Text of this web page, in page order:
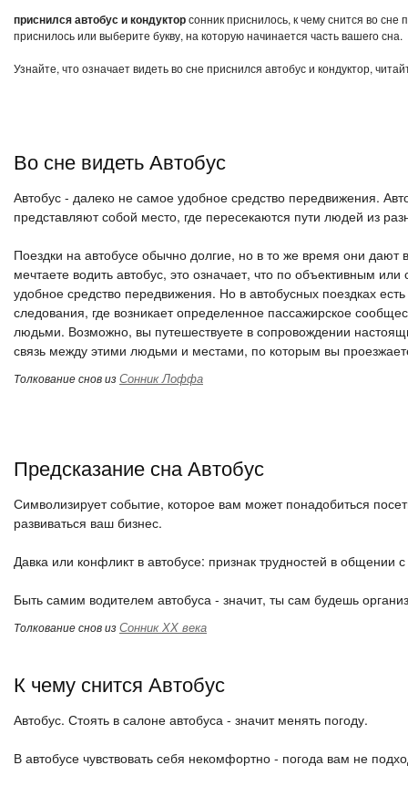
приснился автобус и кондукторсонник приснилось, к чему снится во
приснилось или выберите букву, на которую начинается часть вашего сна.
Узнайте, что означает видеть во сне приснился автобус и кондуктор,
Во сне видеть Автобус
Автобус - далеко не самое удобное средство передвижения.
представляют собой место, где пересекаются пути людей из
Поездки на автобусе обычно долгие, но в то же время они
мечтаете водить автобус, это означает, что по объективным
удобное средство передвижения. Но в автобусных поездках
следования, где возникает определенное пассажирское
людьми. Возможно, вы путешествуете в сопровождении
связь между этими людьми и местами, по которым вы
Толкование снов изСонник Лоффа
Предсказание сна Автобус
Символизирует событие, которое вам может понадобиться
развиваться ваш бизнес.
Давка или конфликт в автобусе: признак трудностей в общении
Быть самим водителем автобуса - значит, ты сам будешь
Толкование снов изСонник ХХ века
К чему снится Автобус
Автобус. Стоять в салоне автобуса - значит менять погоду.
В автобусе чувствовать себя некомфортно - погода вам не